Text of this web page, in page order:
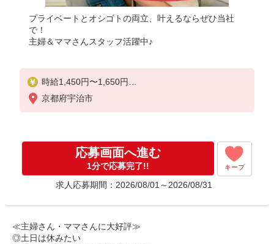
プライベートとオシゴトの両立、叶えるならぜひ当社
で！
主婦＆ママさんスタッフ活躍中♪
時給1,450円〜1,650円
★週払いOK（規定あり）
京都府宇治市
応募画面へ進む
1分で応募完了!! キープ
求人応募期間：2026/08/01～2026/08/31
≪主婦さん・ママさんに大好評≫
◎土日は休みたい